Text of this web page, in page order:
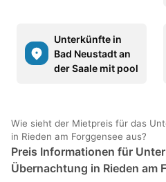
Unterkünfte in
Bad Neustadt an
der Saale mit pool
Wie sieht der Mietpreis für das
in Rieden am Forggensee aus?
Preis Informationen für
Übernachtung in Rieden am